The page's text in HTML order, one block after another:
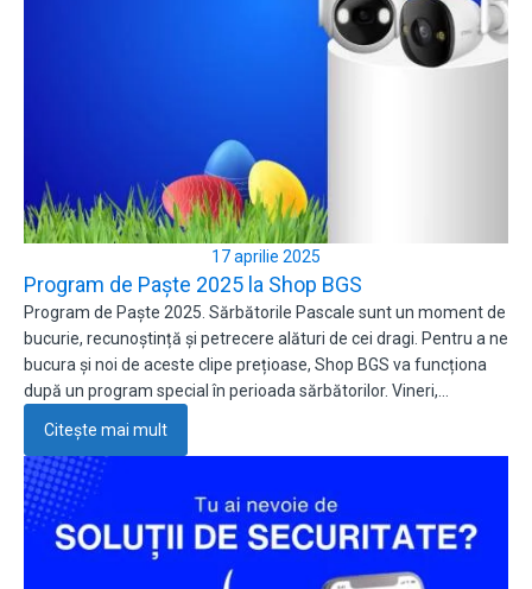
17 aprilie 2025
Program de Paște 2025 la Shop BGS
Program de Paște 2025. Sărbătorile Pascale sunt un moment de
bucurie, recunoștință și petrecere alături de cei dragi. Pentru a ne
bucura și noi de aceste clipe prețioase, Shop BGS va funcționa
după un program special în perioada sărbătorilor. Vineri,…
Citește mai mult